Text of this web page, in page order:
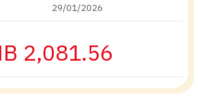
29/01/2026
2,081.56